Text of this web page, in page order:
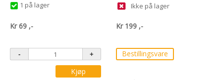
1 på lager
Kr69 ,-
Kjøp
Ikke på lager
Kr 199 ,-
Bestillingsvare